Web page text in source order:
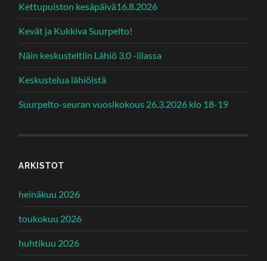
Kettupuiston kesäpäivä16.8.2026
Kevät ja Kukkiva Suurpelto!
Näin keskusteltiin Lähiö 3.0 -illassa
Keskustelua lähiöistä
Suurpelto-seuran vuosikokous 26.3.2026 klo 18-19
ARKISTOT
heinäkuu 2026
toukokuu 2026
huhtikuu 2026